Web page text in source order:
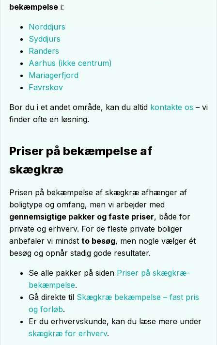
bekæmpelse i:
Norddjurs
Syddjurs
Randers
Aarhus (ikke centrum)
Mariagerfjord
Favrskov
Bor du i et andet område, kan du altid kontakte os – vi
finder ofte en løsning.
Priser på bekæmpelse af
skægkræ
Prisen på bekæmpelse af skægkræ afhænger af
boligtype og omfang, men vi arbejder med
gennemsigtige pakker og faste priser, både for
private og erhverv. For de fleste private boliger
anbefaler vi mindst to besøg, men nogle vælger ét
besøg og opnår stadig gode resultater.
Se alle pakker på siden Priser på skægkræ-
bekæmpelse.
Gå direkte til Skægkræ bekæmpelse – fast pris
og forløb.
Er du erhvervskunde, kan du læse mere under
skægkræ for erhverv.